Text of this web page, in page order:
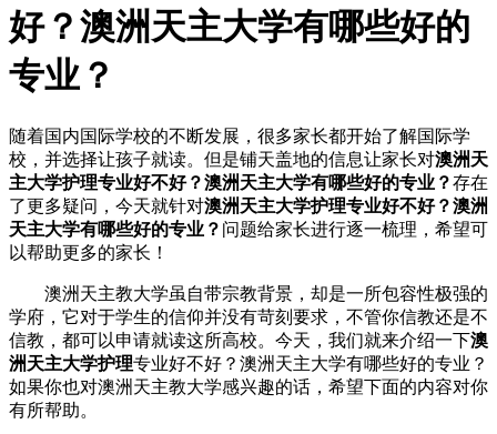
好？澳洲天主大学有哪些好的
专业？
随着国内国际学校的不断发展，很多家长都开始了解国际学
校，并选择让孩子就读。但是铺天盖地的信息让家长对澳洲天
主大学护理专业好不好？澳洲天主大学有哪些好的专业？存在
了更多疑问，今天就针对澳洲天主大学护理专业好不好？澳洲
天主大学有哪些好的专业？ 问题给家长进行逐一梳理，希望可
以帮助更多的家长！
澳洲天主教大学虽自带宗教背景，却是一所包容性极强的
学府，它对于学生的信仰并没有苛刻要求，不管你信教还是不
信教，都可以申请就读这所高校。今天，我们就来介绍一下澳
洲天主大学护理专业好不好？澳洲天主大学有哪些好的专业？
如果你也对澳洲天主教大学感兴趣的话，希望下面的内容对你
有所帮助。